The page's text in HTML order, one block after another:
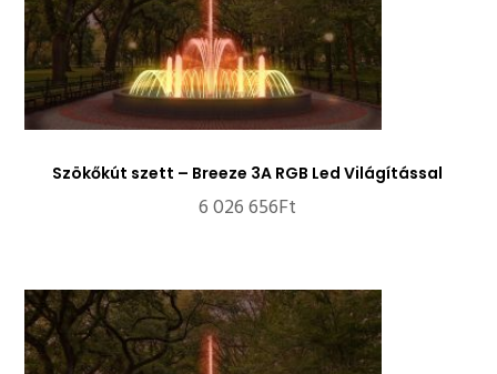
Szökőkút szett – Breeze 3A RGB Led Világítással
6 026 656Ft